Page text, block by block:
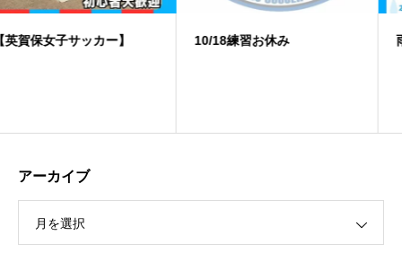
10/18練習お休み ️雨天中止
アーカイブ
月を選択